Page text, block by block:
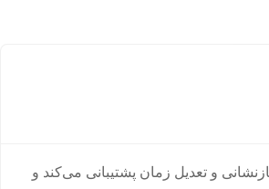
کنید، دکمه شروع را کلیک کنید تا تایمر ۱۰ دقیقه فعال شود. از توقف، بازنشانی و تعدیل زمان پشتیبانی می‌کند و